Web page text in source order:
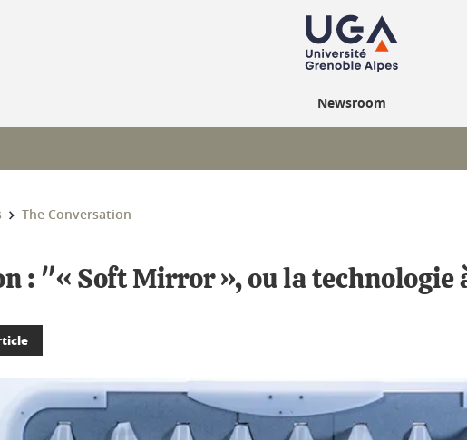
Newsroom
The Conversation
: "« Soft Mirror », ou la technologie